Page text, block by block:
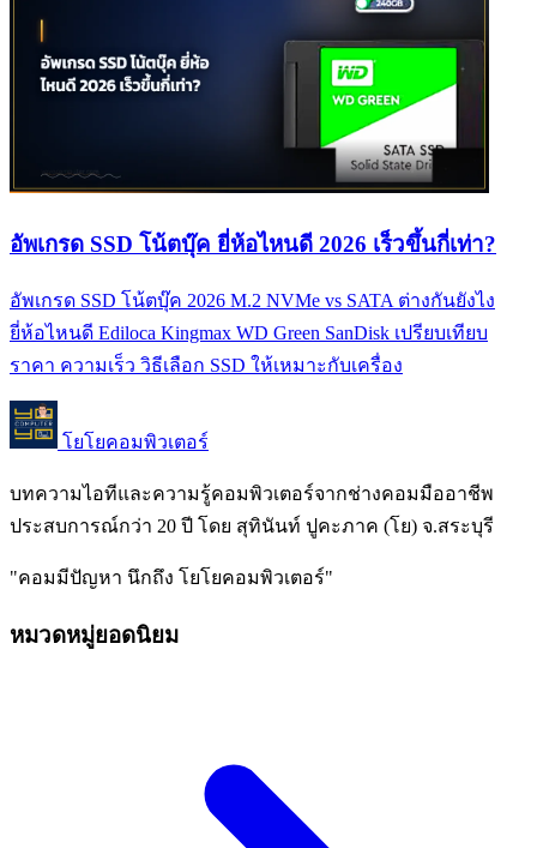
อัพเกรด SSD โน้ตบุ๊ค ยี่ห้อไหนดี 2026 เร็วขึ้นกี่เท่า?
อัพเกรด SSD โน้ตบุ๊ค 2026 M.2 NVMe vs SATA ต่างกันยังไง
ยี่ห้อไหนดี Ediloca Kingmax WD Green SanDisk เปรียบเทียบ
ราคา ความเร็ว วิธีเลือก SSD ให้เหมาะกับเครื่อง
โยโยคอมพิวเตอร์
บทความไอทีและความรู้คอมพิวเตอร์จากช่างคอมมืออาชีพ
ประสบการณ์กว่า 20 ปี โดย สุทินันท์ ปูคะภาค (โย) จ.สระบุรี
"คอมมีปัญหา นึกถึง โยโยคอมพิวเตอร์"
หมวดหมู่ยอดนิยม